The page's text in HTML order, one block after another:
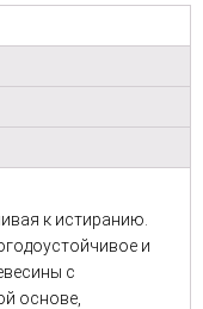
к истиранию.
и
с
основе,